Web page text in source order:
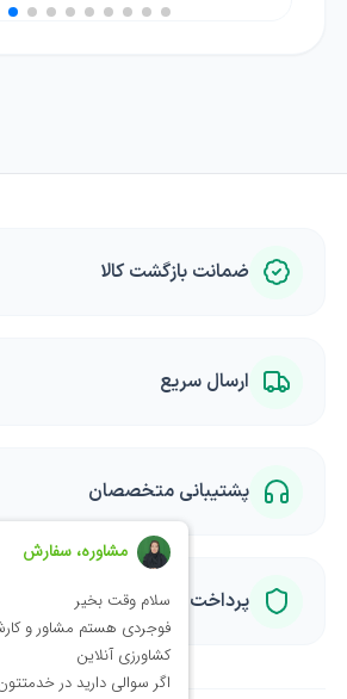
ضمانت بازگشت کالا
ارسال سریع
پشتیبانی متخصصان
پرداخت امن